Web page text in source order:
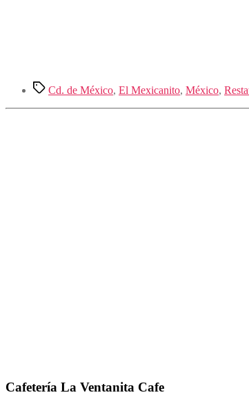
Etiquetas
Cd. de México, El Mexicanito, México,
Cafetería La Ventanita Cafe